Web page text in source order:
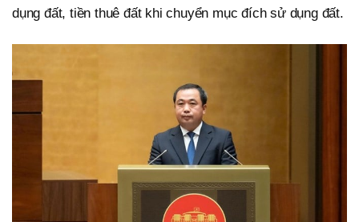
dụng đất, tiền thuê đất khi chuyển mục đích sử dụng đất.